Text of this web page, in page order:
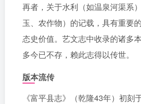
再者，关于水利（如温泉河渠系
玉、农作物）的记载，具有重要
态史价值。艺文志中收录的诸多
多今已不存，赖此志得以传世。
版本流传
《富平县志》（乾隆43年）初刻